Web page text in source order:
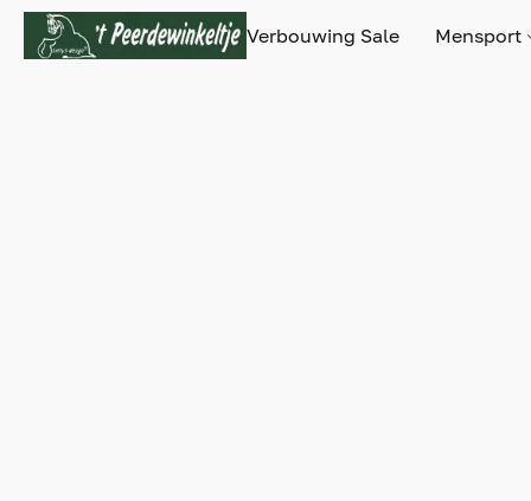
Verbouwing Sale Mensport